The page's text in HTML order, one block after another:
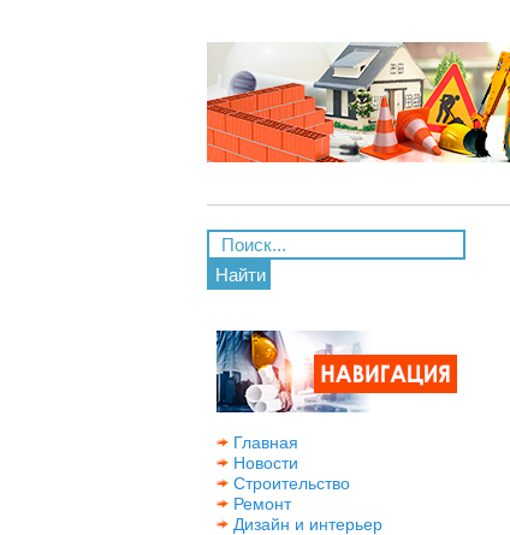
Найти
Главная
Новости
Строительство
Ремонт
Дизайн и интерьер